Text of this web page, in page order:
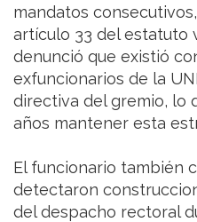
mandatos
artículo 33 del estatuto
denunció que existió
exfuncionarios de la
directiva del gremio, lo
años mantener esta
El funcionario también
detectaron
del despacho rectoral